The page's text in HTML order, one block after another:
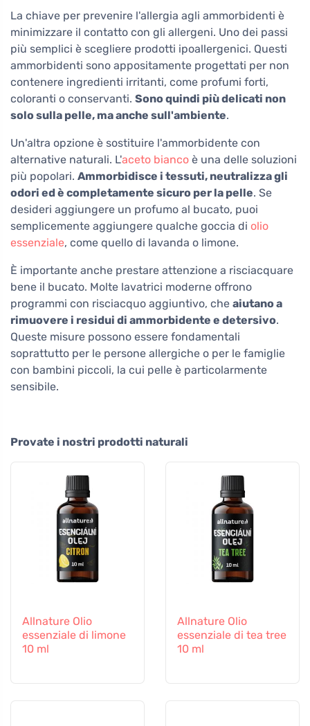
La chiave per prevenire l'allergia agli ammorbidenti è
minimizzare il contatto con gli allergeni. Uno dei passi
più semplici è scegliere prodotti ipoallergenici. Questi
ammorbidenti sono appositamente progettati per non
contenere ingredienti irritanti, come profumi forti,
coloranti o conservanti. Sono quindi più delicati non
solo sulla pelle, ma anche sull'ambiente.
Un'altra opzione è sostituire l'ammorbidente con
alternative naturali. L'aceto bianco è una delle soluzioni
più popolari. Ammorbidisce i tessuti, neutralizza gli
odori ed è completamente sicuro per la pelle. Se
desideri aggiungere un profumo al bucato, puoi
semplicemente aggiungere qualche goccia di olio
essenziale, come quello di lavanda o limone.
È importante anche prestare attenzione a risciacquare
bene il bucato. Molte lavatrici moderne offrono
programmi con risciacquo aggiuntivo, che aiutano a
rimuovere i residui di ammorbidente e detersivo.
Queste misure possono essere fondamentali
soprattutto per le persone allergiche o per le famiglie
con bambini piccoli, la cui pelle è particolarmente
sensibile.
Provate i nostri prodotti naturali
Allnature Olio
essenziale di limone
10 ml
Allnature Olio
essenziale di tea tree
10 ml